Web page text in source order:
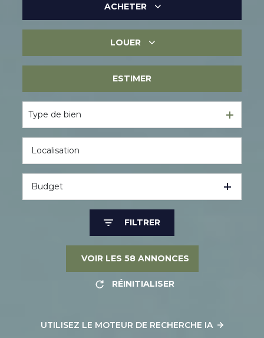
ACHETER
Immobilier ancien
Immobilier professionnel
LOUER
Immobilier professionnel
ESTIMER
Type de bien
Budget
FILTRER
VOIR LES 58ANNONCES
RÉINITIALISER
UTILISEZ LE MOTEUR DE RECHERCHE IA